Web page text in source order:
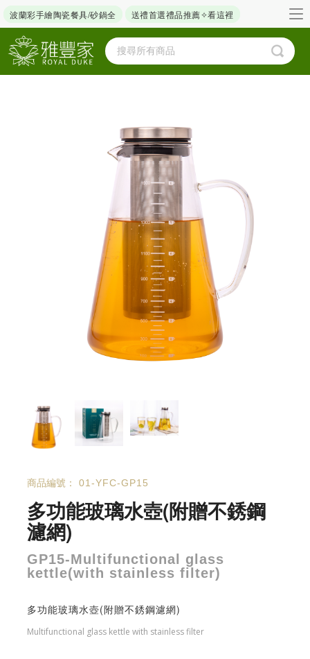
波蘭彩手繪陶瓷餐具/砂鍋全 送禮首選禮品推薦✧看這裡
商品編號： 01-YFC-GP15
多功能玻璃水壺(附贈不銹鋼
濾網)
GP15-Multifunctional glass
kettle(with stainless filter)
多功能玻璃水壺(附贈不銹鋼濾網)
Multifunctional glass kettle with stainless filter